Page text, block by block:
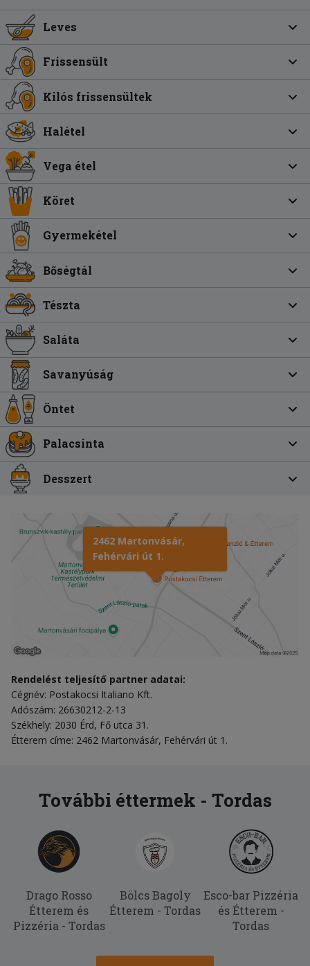
Leves
Frissensült
Kilós frissensültek
Halétel
Vega étel
Köret
Gyermekétel
Bőségtál
Tészta
Saláta
Savanyúság
Öntet
Palacsinta
Desszert
2462 Martonvásár,
Fehérvári út 1.
Rendelést teljesítő partner adatai:
Cégnév: Postakocsi Italiano Kft.
Adószám: 26630212-2-13
Székhely: 2030 Érd, Fő utca 31.
Étterem címe: 2462 Martonvásár, Fehérvári út 1.
További éttermek - Tordas
Drago Rosso
Étterem és
Pizzéria - Tordas
Bölcs Bagoly
Étterem - Tordas
Esco-bar Pizzéria
és Étterem -
Tordas